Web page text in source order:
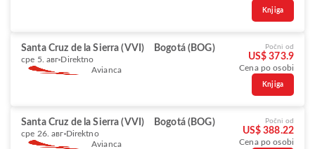
Knjiga
Santa Cruz de la Sierra (VVI) Bogotá (BOG)
сре 5. авг Direktno
Avianca
Počni od
US$ 373.9
Cena po osobi
Knjiga
Santa Cruz de la Sierra (VVI) Bogotá (BOG)
сре 26. авг Direktno
Avianca
Počni od
US$ 388.22
Cena po osobi